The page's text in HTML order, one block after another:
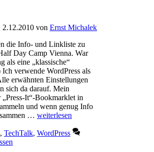
2.12.2010 von Ernst Michalek
die Info- und Linkliste zu
Day Camp Vienna. War
als eine „klassische“
verwende WordPress als
erwähnten Einstellungen
sich da darauf. Mein
It“-Bookmarklet in
und wenn genug Info
… weiterlesen
, TechTalk, WordPress